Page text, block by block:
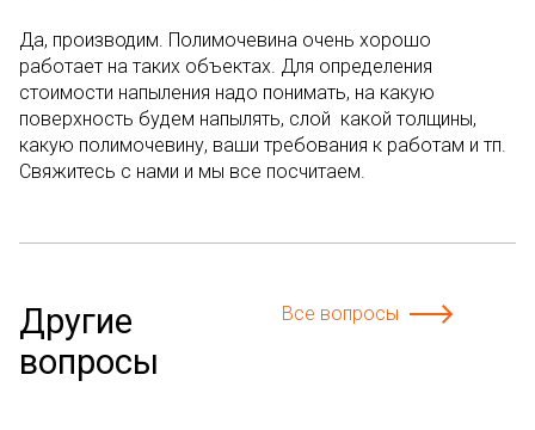
Да, производим. Полимочевина очень хорошо
работает на таких объектах. Для определения
стоимости напыления надо понимать, на какую
поверхность будем напылять, слой какой толщины,
какую полимочевину, ваши требования к работам и тп.
Свяжитесь с нами и мы все посчитаем.
Другие
вопросы
Все вопросы